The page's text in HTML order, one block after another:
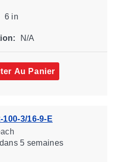
6 in
N/A
Au Panier
100-3/16-9-E
5 semaines